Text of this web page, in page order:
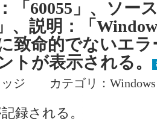
「60055」、ソー
、説明：「
致命的でないエ
トが表示される。
ッジ カテゴリ：
録される。